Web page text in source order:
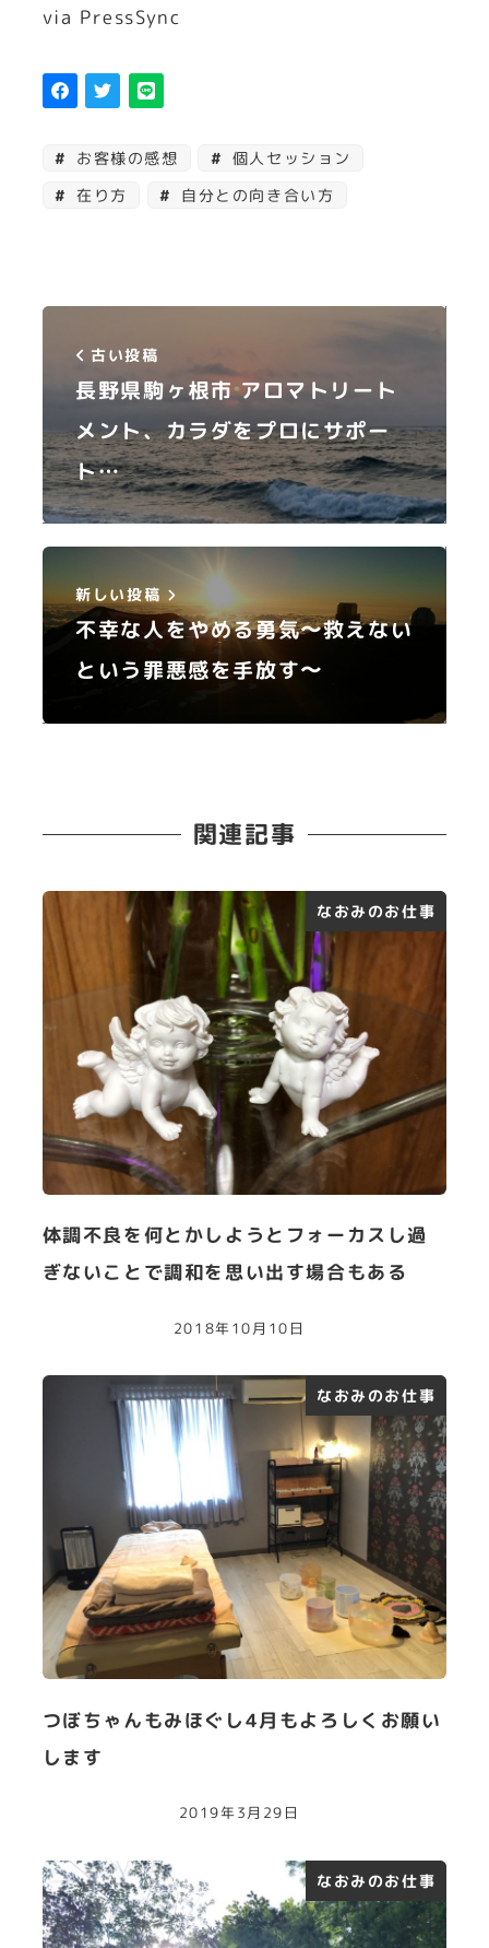
via PressSync
お客様の感想
個人セッション
在り方
自分との向き合い方
古い投稿
長野県駒ヶ根市 アロマトリート
メント、カラダをプロにサポー
ト…
新しい投稿
不幸な人をやめる勇気〜救えない
という罪悪感を手放す〜
関連記事
なおみのお仕事
体調不良を何とかしようとフォーカスし過
ぎないことで調和を思い出す場合もある
2018年10月10日
なおみのお仕事
つぼちゃんもみほぐし4月もよろしくお願い
します
2019年3月29日
なおみのお仕事